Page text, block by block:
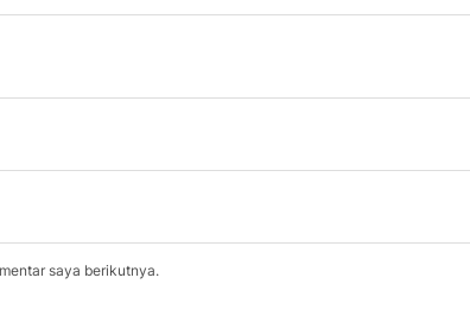
saya berikutnya.